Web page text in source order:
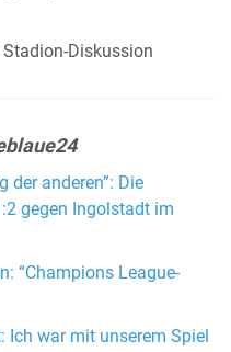
Diskussion
der anderen”: Die
gegen Ingolstadt im
“Champions League-
Ich war mit unserem Spiel